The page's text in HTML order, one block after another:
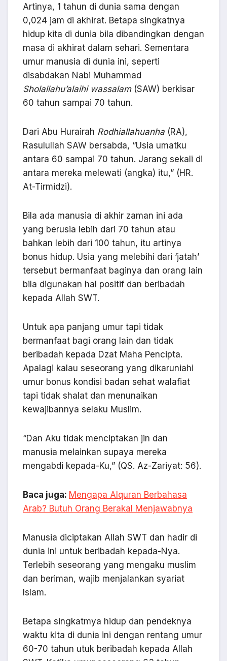
Artinya, 1 tahun di dunia sama dengan
0,024 jam di akhirat. Betapa singkatnya
hidup kita di dunia bila dibandingkan dengan
masa di akhirat dalam sehari. Sementara
umur manusia di dunia ini, seperti
disabdakan Nabi Muhammad
Sholallahu’alaihi wassalam(SAW) berkisar
60 tahun sampai 70 tahun.
Dari Abu Hurairah Rodhiallahuanha (RA),
Rasulullah SAW bersabda, “Usia umatku
antara 60 sampai 70 tahun. Jarang sekali di
antara mereka melewati (angka) itu,” (HR.
At-Tirmidzi).
Bila ada manusia di akhir zaman ini ada
yang berusia lebih dari 70 tahun atau
bahkan lebih dari 100 tahun, itu artinya
bonus hidup. Usia yang melebihi dari ‘jatah’
tersebut bermanfaat baginya dan orang lain
bila digunakan hal positif dan beribadah
kepada Allah SWT.
Untuk apa panjang umur tapi tidak
bermanfaat bagi orang lain dan tidak
beribadah kepada Dzat Maha Pencipta.
Apalagi kalau seseorang yang dikaruniahi
umur bonus kondisi badan sehat walafiat
tapi tidak shalat dan menunaikan
kewajibannya selaku Muslim.
“Dan Aku tidak menciptakan jin dan
manusia melainkan supaya mereka
mengabdi kepada-Ku,” (QS. Az-Zariyat: 56).
Baca juga: Mengapa Alquran Berbahasa
Arab? Butuh Orang Berakal Menjawabnya
Manusia diciptakan Allah SWT dan hadir di
dunia ini untuk beribadah kepada-Nya.
Terlebih seseorang yang mengaku muslim
dan beriman, wajib menjalankan syariat
Islam.
Betapa singkatmya hidup dan pendeknya
waktu kita di dunia ini dengan rentang umur
60-70 tahun utuk beribadah kepada Allah